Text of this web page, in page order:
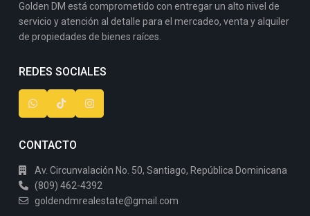
Golden DM está comprometido con entregar un alto nivel de
servicio y atención al detalle para el mercadeo, venta y alquiler
de propiedades de bienes raíces.
REDES SOCIALES
CONTACTO
Av. Circunvalación No. 50, Santiago, República Dominicana
(809) 462-4392
goldendmrealestate@gmail.com